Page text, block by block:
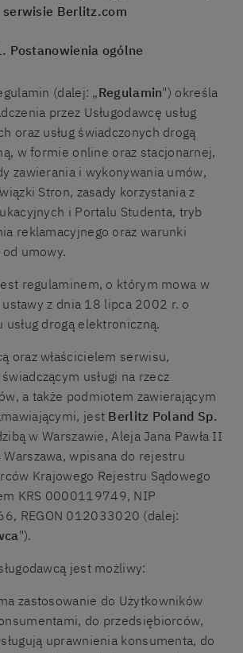
serwisie Berlitz.com
Postanowienia ogólne
(dalej: „Regulamin") określa
przez Usługodawcę usług
oraz usług świadczonych drogą
w formie online oraz stacjonarnej,
zawierania i wykonywania umów,
Stron, zasady korzystania z
i Portalu Studenta, tryb
reklamacyjnego oraz warunki
umowy.
regulaminem, o którym mowa w
z dnia 18 lipca 2002 r. o
usług drogą elektroniczną.
oraz właścicielem serwisu,
usługi na rzecz
a także podmiotem zawierającym
jest Berlitz Poland Sp.
w Warszawie, Aleja Jana Pawła II
wpisana do rejestru
Krajowego Rejestru Sądowego
KRS 0000119749, NIP
REGON 012033020 (dalej:
").
jest możliwy:
zastosowanie do Użytkowników
do przedsiębiorców,
uprawnienia konsumenta, do